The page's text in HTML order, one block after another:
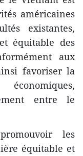
américaines
existantes,
équitable des
aux
favoriser la
entre le
les
équitable et